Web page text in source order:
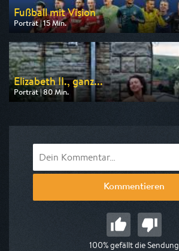
Fußball mit Vision
Porträt | 15 Min.
Ausgestrahlt von Bibel TV
am 09.08.2026, 22:45
Elizabeth II., ganz...
Porträt | 80 Min.
Ausgestrahlt von arte
Kommentieren
100% gefällt die Sendung